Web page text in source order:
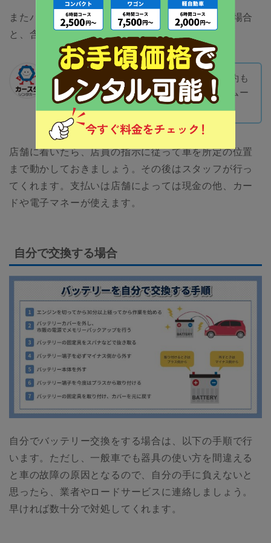
またバッテリーの廃棄費用が工賃に含まれている場合
と、含まれない場合があります。
店舗によってはインターネットから予約も
可能なので、やっておくと交換までスムー
ズです。
店舗に着いたら、店員の指示に従って車を所定の位置
まで動かしておきましょう。その後はスタッフが行っ
てくれます。支払いは店舗によっては現金の他、カー
ドや電子マネーが使えます。
自分で交換する場合
自分でバッテリー交換をする場合は、以下の手順で行
います。ただし、一般車でも器具の使い方を間違える
と車の故障の原因となるので、自分の手に負えないと
思ったら、業者やロードサービスに連絡しましょう。
早ければ数十分で対処してくれます。